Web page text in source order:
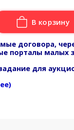
В корзину
договора,
порталы малых
для